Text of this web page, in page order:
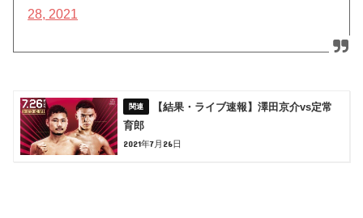
28, 2021
【結果・ライブ速報】澤田京介vs定常
育郎
2021年7月26日